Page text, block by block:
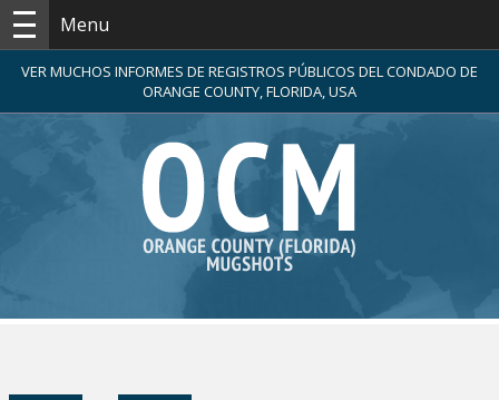
Menu
VER MUCHOS INFORMES DE REGISTROS PÚBLICOS DEL CONDADO DE
ORANGE COUNTY, FLORIDA, USA